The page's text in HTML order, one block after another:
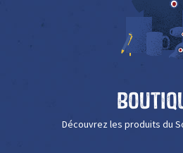
Découvrez les produits du